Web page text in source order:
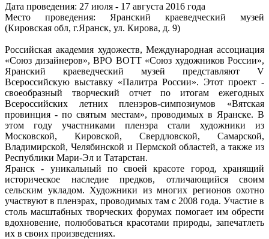
Дата проведения: 27 июля - 17 августа 2016 года
Место проведения: Яранский краеведческий музей
(Кировская обл, г.Яранск, ул. Кирова, д. 9)
Российская академия художеств, Международная ассоциация
«Союз дизайнеров», ВРО ВОТТ «Союз художников России»,
Яранский краеведческий музей представляют V
Всероссийскую выставку «Палитра России». Этот проект -
своеобразный творческий отчет по итогам ежегодных
Всероссийских летних пленэров-симпозиумов «Вятская
провинция - по святым местам», проводимых в Яранске. В
этом году участниками пленэра стали художники из
Московской, Кировской, Свердловской, Самарской,
Владимирской, Челябинской и Пермской областей, а также из
Республики Мари-Эл и Татарстан.
Яранск - уникальный по своей красоте город, хранящий
историческое наследие предков, отличающийся своим
сельским укладом. Художники из многих регионов охотно
участвуют в пленэрах, проводимых там с 2008 года. Участие в
столь масштабных творческих форумах помогает им обрести
вдохновение, полюбоваться красотами природы, запечатлеть
их в своих произведениях.